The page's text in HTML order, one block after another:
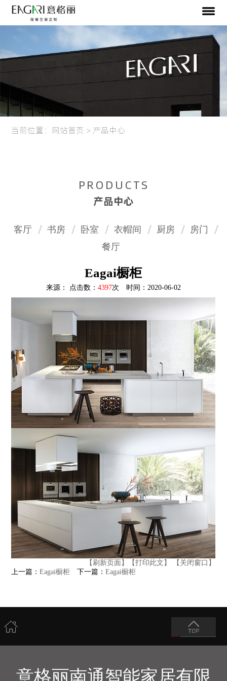
当前位置： 网站首页 > 产品中心
PRODUCTS
产品中心
客厅 书房 卧室 衣帽间 厨房
房门
餐厅
Eagai橱柜
来源： 点击数： 4397次 时间：2020-06-02
【刷新页面】 【打印此文】
【关闭窗口】
上一篇：Eagai橱柜 下一篇：Eagai橱柜
意格丽南通智能家居有限